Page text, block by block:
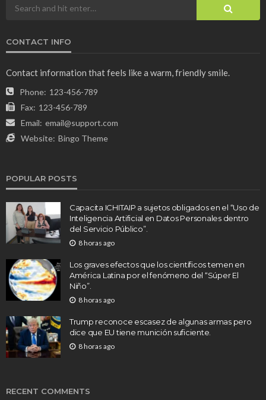
CONTACT INFO
Contact information that feels like a warm, friendly smile.
Phone: 123-456-789
Fax: 123-456-789
Email: email@support.com
Website: Bingo Theme
POPULAR POSTS
Capacita ICHITAIP a sujetos obligados en el “Uso de
Inteligencia Artificial en Datos Personales dentro
del Servicio Público”.
8 horas ago
Los graves efectos que los científicos temen en
América Latina por el fenómeno del “Súper El
Niño”.
8 horas ago
Trump reconoce escasez de algunas armas pero
dice que EU tiene munición suficiente.
8 horas ago
RECENT COMMENTS